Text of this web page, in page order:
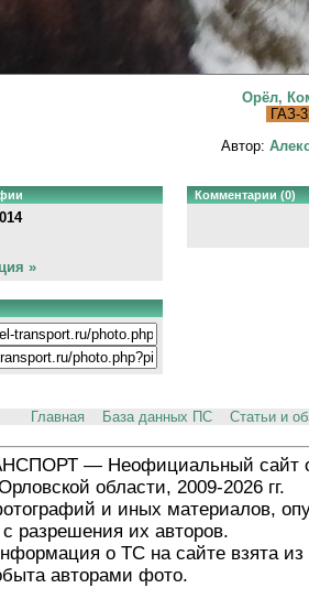
Орёл,
ГАЗ-
Автор:
»
Комментарии (0)
Главная База данных ПС Статьи и
— Неофициальный сайт
области, 2009-2026 гг.
и иных материалов,
с разрешения их авторов.
о ТС на сайте взята из
авторами фото.